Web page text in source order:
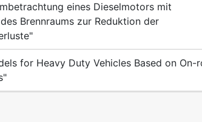
eines Dieselmotors mit
Brennraums zur Reduktion der
for Heavy Duty Vehicles Based on On-